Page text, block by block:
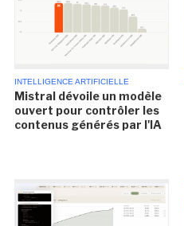
INTELLIGENCE ARTIFICIELLE
Mistral dévoile un modèle
ouvert pour contrôler les
contenus générés par l'IA